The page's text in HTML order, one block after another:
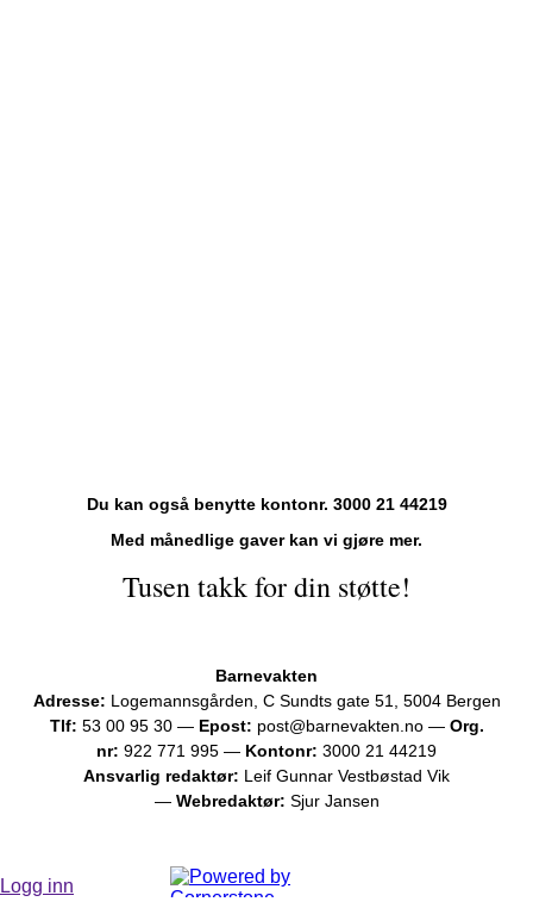
Du kan også benytte kontonr. 3000 21 44219
Med månedlige gaver kan vi gjøre mer.
Tusen takk for din støtte!
Barnevakten
Adresse: Logemannsgården, C Sundts gate 51, 5004 Bergen
Tlf: 53 00 95 30 — Epost: post@barnevakten.no — Org.
nr: 922 771 995 — Kontonr: 3000 21 44219
Ansvarlig redaktør: Leif Gunnar Vestbøstad Vik
— Webredaktør: Sjur Jansen
Logg inn